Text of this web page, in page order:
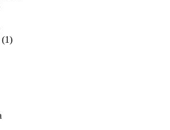
(1)